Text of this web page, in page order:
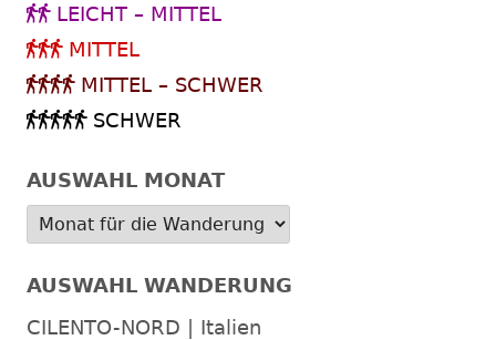
LEICHT – MITTEL
MITTEL
MITTEL – SCHWER
SCHWER
AUSWAHL MONAT
AUSWAHL WANDERUNG
CILENTO-NORD | Italien